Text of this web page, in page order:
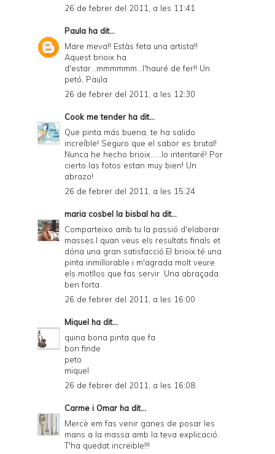
26 de febrer del 2011, a les 11:41
Paula ha dit...
Mare meva!! Estàs feta una artista!!
Aquest brioix ha
d'estar...mmmmmm...l'hauré de fer!! Un
petó, Paula
26 de febrer del 2011, a les 12:30
Cook me tender ha dit...
Que pinta más buena, te ha salido
increíble! Seguro que el sabor es brutal!
Nunca he hecho brioix......lo intentaré! Por
cierto las fotos estan muy bien! Un
abrazo!
26 de febrer del 2011, a les 15:24
maria cosbel la bisbal ha dit...
Comparteixo amb tu la passió d'elaborar
masses.I quan veus els resultats finals et
dóna una gran satisfacció.El brioix té una
pinta inmillorable i m'agrada molt veure
els motllos que fas servir .Una abraçada
ben forta.
26 de febrer del 2011, a les 16:00
Miquel ha dit...
quina bona pinta que fa
bon finde
peto
miquel
26 de febrer del 2011, a les 16:08
Carme i Omar ha dit...
Mercè em fas venir ganes de posar les
mans a la massa amb la teva explicació.
T'ha quedat increible!!!